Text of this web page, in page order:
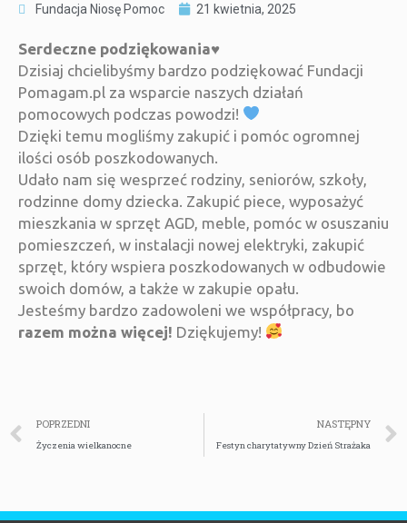
Fundacja Niosę Pomoc 21 kwietnia, 2025
Serdeczne podziękowania♥️
Dzisiaj chcielibyśmy bardzo podziękować Fundacji
Pomagam.pl za wsparcie naszych działań
pomocowych podczas powodzi!
Dzięki temu mogliśmy zakupić i pomóc ogromnej
ilości osób poszkodowanych.
Udało nam się wesprzeć rodziny, seniorów, szkoły,
rodzinne domy dziecka. Zakupić piece, wyposażyć
mieszkania w sprzęt AGD, meble, pomóc w osuszaniu
pomieszczeń, w instalacji nowej elektryki, zakupić
sprzęt, który wspiera poszkodowanych w odbudowie
swoich domów, a także w zakupie opału.
Jesteśmy bardzo zadowoleni we współpracy, bo
razem można więcej! Dziękujemy!
POPRZEDNI
Życzenia wielkanocne
NASTĘPNY
Festyn charytatywny Dzień Strażaka